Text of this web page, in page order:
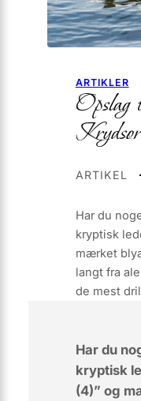
ARTIKLER
ARTIKEL
Har du
kryptisk
mærket
langt fra
de mest
Har du
kryptisk
(4)” og